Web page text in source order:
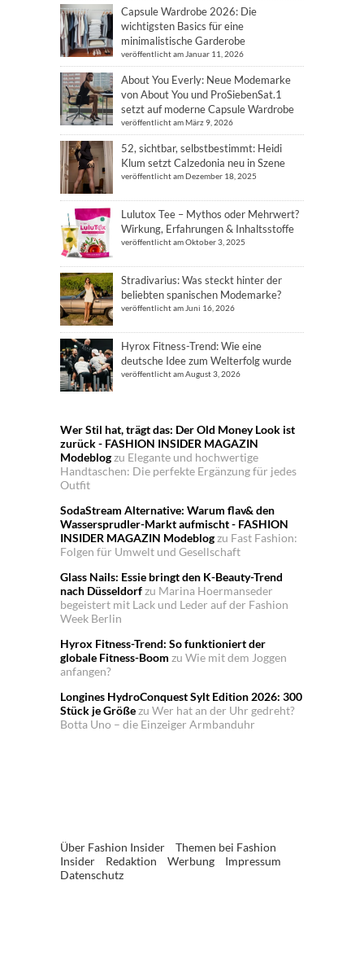
Capsule Wardrobe 2026: Die
wichtigsten Basics für eine
minimalistische Garderobe
veröffentlicht am Januar 11, 2026
About You Everly: Neue Modemarke
von About You und ProSiebenSat.1
setzt auf moderne Capsule Wardrobe
veröffentlicht am März 9, 2026
52, sichtbar, selbstbestimmt: Heidi
Klum setzt Calzedonia neu in Szene
veröffentlicht am Dezember 18, 2025
Lulutox Tee – Mythos oder Mehrwert?
Wirkung, Erfahrungen & Inhaltsstoffe
veröffentlicht am Oktober 3, 2025
Stradivarius: Was steckt hinter der
beliebten spanischen Modemarke?
veröffentlicht am Juni 16, 2026
Hyrox Fitness-Trend: Wie eine
deutsche Idee zum Welterfolg wurde
veröffentlicht am August 3, 2026
Wer Stil hat, trägt das: Der Old Money Look ist
zurück - FASHION INSIDER MAGAZIN
Modeblogzu Elegante und hochwertige
Handtaschen: Die perfekte Ergänzung für jedes
Outfit
SodaStream Alternative: Warum flav& den
Wassersprudler-Markt aufmischt - FASHION
INSIDER MAGAZIN Modeblogzu Fast Fashion:
Folgen für Umwelt und Gesellschaft
Glass Nails: Essie bringt den K-Beauty-Trend
nach Düsseldorfzu Marina Hoermanseder
begeistert mit Lack und Leder auf der Fashion
Week Berlin
Hyrox Fitness-Trend: So funktioniert der
globale Fitness-Boom zu Wie mit dem Joggen
anfangen?
Longines HydroConquest Sylt Edition 2026: 300
Stück je Größezu Wer hat an der Uhr gedreht?
Botta Uno – die Einzeiger Armbanduhr
Über Fashion Insider
Themen bei Fashion
Insider
Redaktion Werbung
Impressum
Datenschutz